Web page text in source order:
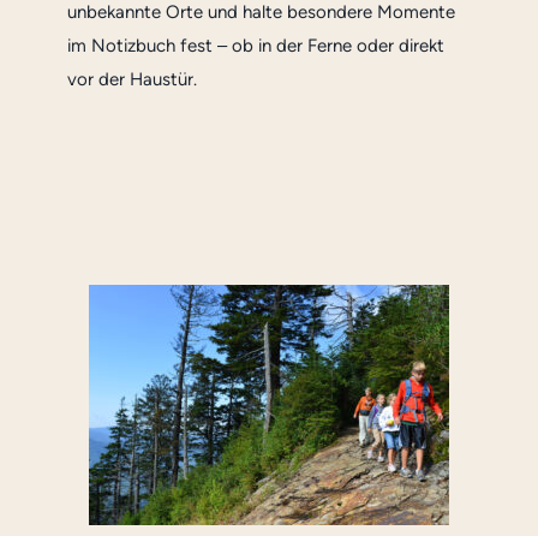
unbekannte Orte und halte besondere Momente
im Notizbuch fest – ob in der Ferne oder direkt
vor der Haustür.